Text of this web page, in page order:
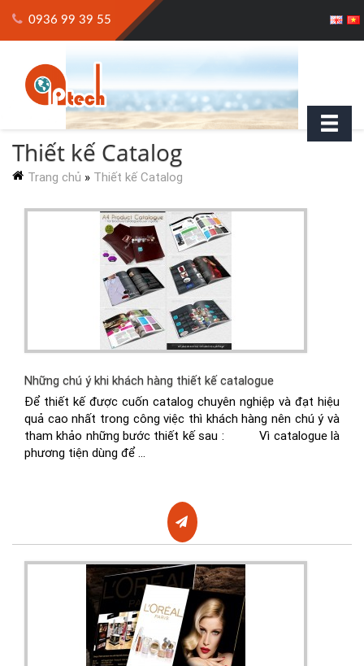
0936 99 39 55
Thiết kế Catalog
Trang chủ » Thiết kế Catalog
Những chú ý khi khách hàng thiết kế catalogue
Để thiết kế được cuốn catalog chuyên nghiệp và đạt hiệu
quả cao nhất trong công việc thì khách hàng nên chú ý và
tham khảo những bước thiết kế sau : Vì catalogue là
phương tiện dùng để ...